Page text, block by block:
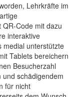
Lehrkräfte im
Code mit dazu
interaktive
medial unterstützte
Tablets bereichern
Besucherzahl
und schädigendem
für nicht